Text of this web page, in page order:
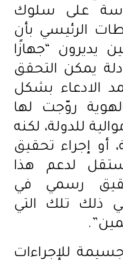
على سلوك
الرئيسي بأن
يديرون “جهازًا
يمكن التحقق
الادعاء بشكل
روّجت لها
للدولة، لكنه
أو إجراء تحقيق
لدعم هذا
رسمي في
ذلك تلك التي
للإجراءات